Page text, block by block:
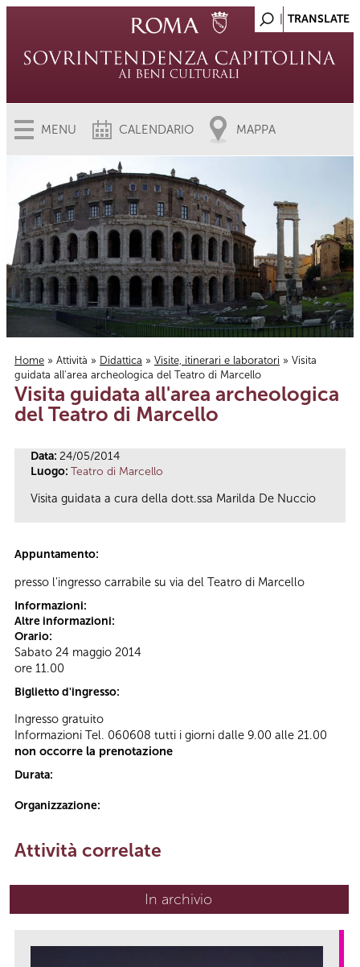
MENU CALENDARIO MAPPA
Tu sei qui
Home » Attività » Didattica » Visite, itinerari e laboratori » Visita
guidata all'area archeologica del Teatro di Marcello
Visita guidata all'area archeologica
del Teatro di Marcello
Data: 24/05/2014
Luogo: Teatro di Marcello
Visita guidata a cura della dott.ssa Marilda De Nuccio
Appuntamento:
presso l'ingresso carrabile su via del Teatro di Marcello
Informazioni:
Altre informazioni:
Orario:
Sabato 24 maggio 2014
ore 11.00
Biglietto d'ingresso:
Ingresso gratuito
Informazioni Tel. 060608 tutti i giorni dalle 9.00 alle 21.00
non occorre la prenotazione
Durata:
Organizzazione:
Attività correlate
In archivio